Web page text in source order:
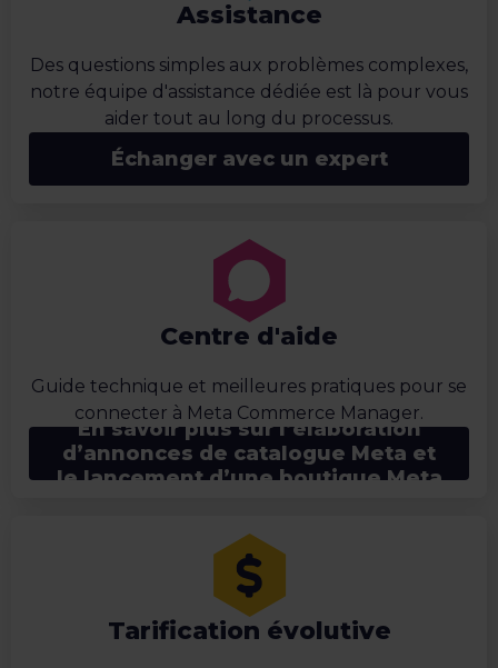
Assistance
Des questions simples aux problèmes complexes,
notre équipe d'assistance dédiée est là pour vous
aider tout au long du processus.
Échanger avec un expert
Centre d'aide
Guide technique et meilleures pratiques pour se
connecter à Meta Commerce Manager.
En savoir plus sur l’élaboration
d’annonces de catalogue Meta et
le lancement d’une boutique Meta
Tarification évolutive